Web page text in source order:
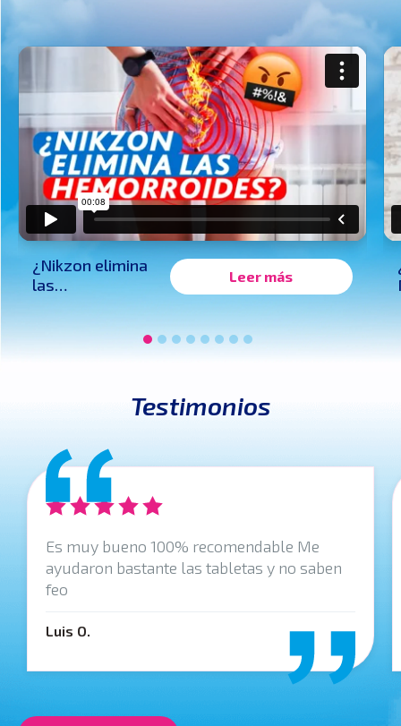
¿Nikzon elimina
las
Leer más
Testimonios
Es muy bueno 100% recomendable Me
ayudaron bastante las tabletas y no saben
feo
Luis O.